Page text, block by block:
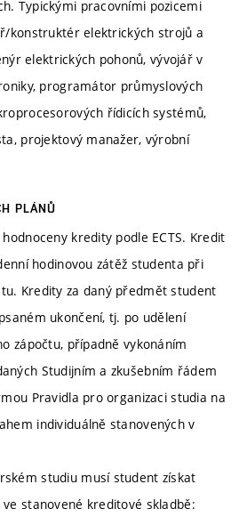
Typickými pracovními pozicemi
konstruktér elektrických strojů a
elektrických pohonů, vývojář v
programátor průmyslových
řídicích systémů,
projektový manažer, výrobní
PLÁNŮ
kredity podle ECTS. Kredit
hodinovou zátěž studenta při
Kredity za daný předmět student
ukončení, tj. po udělení
zápočtu, případně vykonáním
Studijním a zkušebním řádem
Pravidla pro organizaci studia na
individuálně stanovených v
studiu musí student získat
stanovené kreditové skladbě: